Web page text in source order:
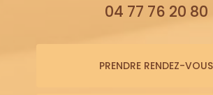
04 77 76 20 80
PRENDRE RENDEZ-VOUS